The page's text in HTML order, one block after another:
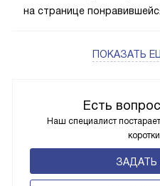
Есть
Наш специалист
на странице
ПОКАЗАТЬ